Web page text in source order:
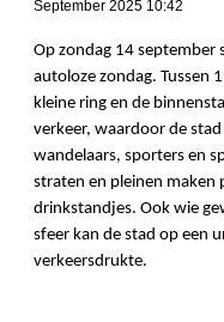
September 2025 10:42
Op zondag 14 september
autoloze zondag. Tussen
kleine ring en de
verkeer, waardoor de
wandelaars, sporters en
straten en pleinen maken
drinkstandjes. Ook wie
sfeer kan de stad op een
verkeersdrukte.